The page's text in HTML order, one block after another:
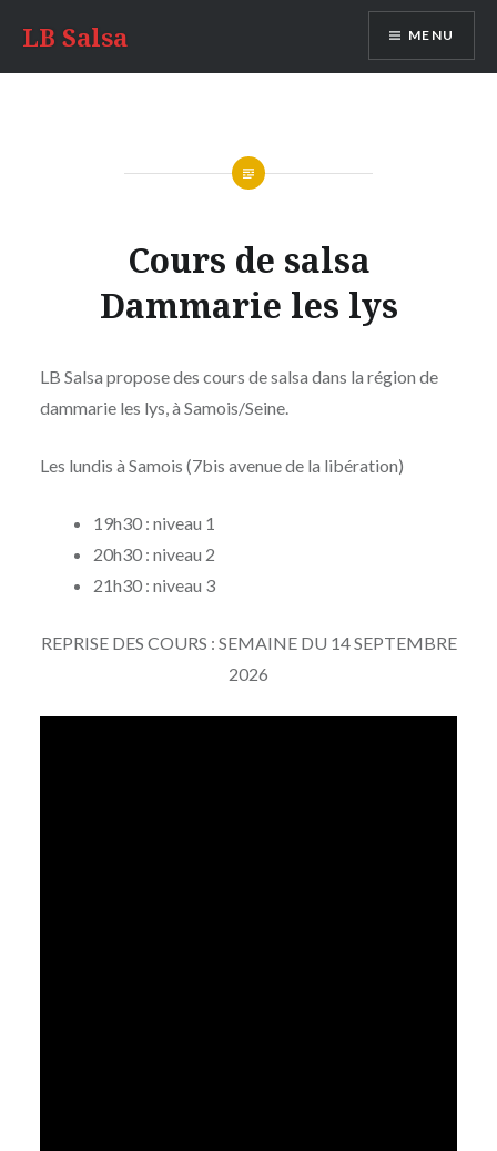
LB Salsa MENU
Cours de salsa
Dammarie les lys
LB Salsa propose des cours de salsa dans la région de
dammarie les lys, à Samois/Seine.
Les lundis à Samois (7bis avenue de la libération)
19h30 : niveau 1
20h30 : niveau 2
21h30 : niveau 3
REPRISE DES COURS : SEMAINE DU 14 SEPTEMBRE
2026